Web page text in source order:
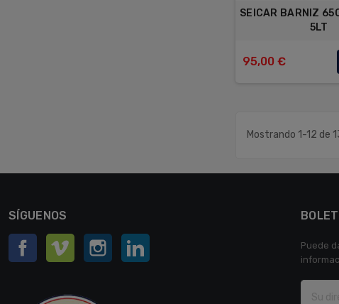
SEICAR BARNIZ
5LT
95,00 €
Mostrando 1-12 de
SÍGUENOS
Facebook Vimeo Instagram
Puede